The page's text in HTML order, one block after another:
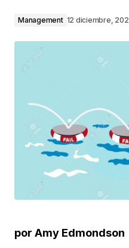
Management 12 diciembre,
por Amy Edmondson